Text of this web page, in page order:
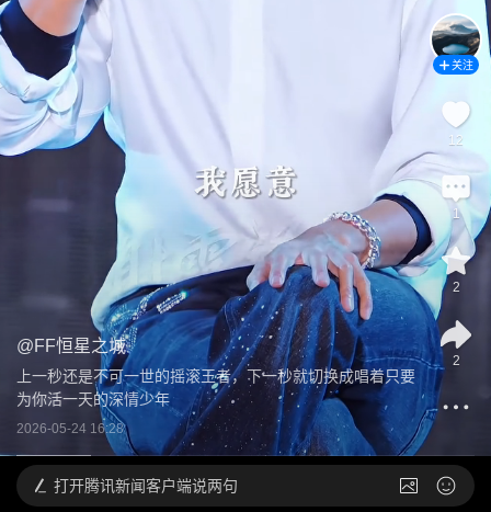
@FF恒星之城
上一秒还是不可一世的摇滚王者，下一秒就切换成唱着只要
为你活一天的深情少年
2026-05-24 16:28
关注
12
1
2
2
打开腾讯新闻客户端说两句